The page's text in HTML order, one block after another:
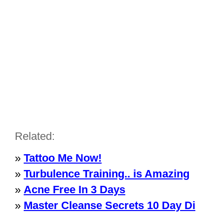
Related:
» Tattoo Me Now!
» Turbulence Training.. is Amazing
» Acne Free In 3 Days
» Master Cleanse Secrets 10 Day Di